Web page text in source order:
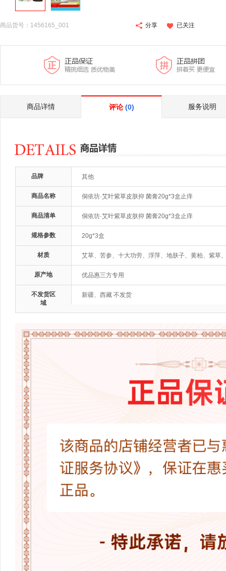
商品货号：1456165_001 分享 已关注
商品详情 评论 (0) 服务说明
品牌 其他
商品名称 侗依坊·艾叶紫草皮肤抑 菌膏20g*3盒止痒
商品清单 侗依坊·艾叶紫草皮肤抑 菌膏20g*3盒止痒
规格参数 20g*3盒
材质 艾草、苦参、十大功劳、浮萍、地肤子、黄柏、紫草
原产地 优品惠三方专用
不发货区
域
新疆、西藏 不发货